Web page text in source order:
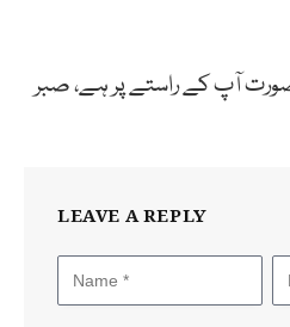
آپ کے راستے پر ہے، صبر
LEAVE A REPLY